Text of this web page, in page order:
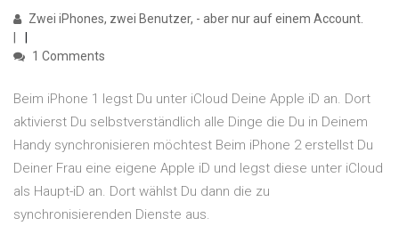
Zwei iPhones, zwei Benutzer, - aber nur auf einem Account.
1 Comments
Beim iPhone 1 legst Du unter iCloud Deine Apple iD an. Dort
aktivierst Du selbstverständlich alle Dinge die Du in Deinem
Handy synchronisieren möchtest Beim iPhone 2 erstellst Du
Deiner Frau eine eigene Apple iD und legst diese unter iCloud
als Haupt-iD an. Dort wählst Du dann die zu
synchronisierenden Dienste aus.